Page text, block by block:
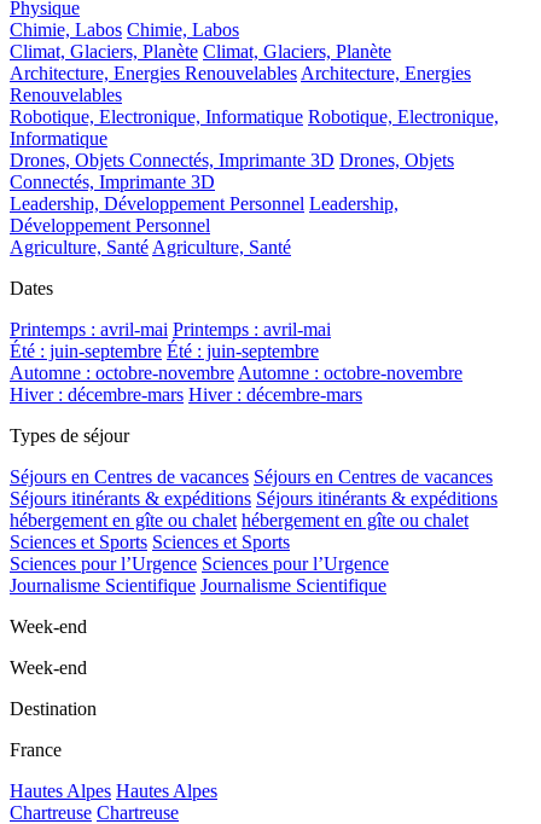
Physique
Chimie, Labos Chimie, Labos
Climat, Glaciers, Planète Climat, Glaciers, Planète
Architecture, Energies Renouvelables Architecture, Energies
Renouvelables
Robotique, Electronique, Informatique Robotique, Electronique,
Informatique
Drones, Objets Connectés, Imprimante 3D Drones, Objets
Connectés, Imprimante 3D
Leadership, Développement Personnel Leadership,
Développement Personnel
Agriculture, Santé Agriculture, Santé
Dates
Printemps : avril-mai Printemps : avril-mai
Été : juin-septembre Été : juin-septembre
Automne : octobre-novembre Automne : octobre-novembre
Hiver : décembre-mars Hiver : décembre-mars
Types de séjour
Séjours en Centres de vacances Séjours en Centres de vacances
Séjours itinérants & expéditions Séjours itinérants & expéditions
hébergement en gîte ou chalet hébergement en gîte ou chalet
Sciences et Sports Sciences et Sports
Sciences pour l’Urgence Sciences pour l’Urgence
Journalisme Scientifique Journalisme Scientifique
Week-end
Week-end
Destination
France
Hautes Alpes Hautes Alpes
Chartreuse Chartreuse